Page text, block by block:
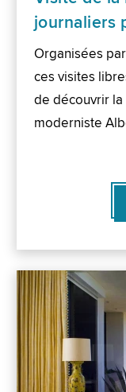
journaliers
Organisées
ces visites
de découvrir
moderniste